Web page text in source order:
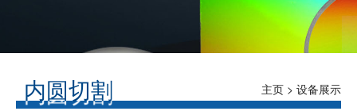
内圆切割 主页 > 设备展示